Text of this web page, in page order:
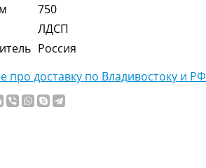
750
ЛДСП
Россия
про доставку по Владивостоку и РФ